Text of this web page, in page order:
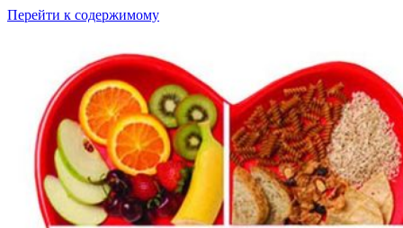
Перейти к содержимому